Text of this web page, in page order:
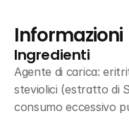
Informazioni
Ingredienti
Agente di carica:
steviolici (estratto di
consumo eccessivo